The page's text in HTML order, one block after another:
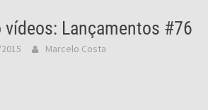
vídeos: Lançamentos #76
Marcelo Costa